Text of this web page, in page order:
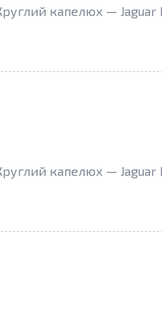
капелюх — Jaguar
капелюх — Jaguar